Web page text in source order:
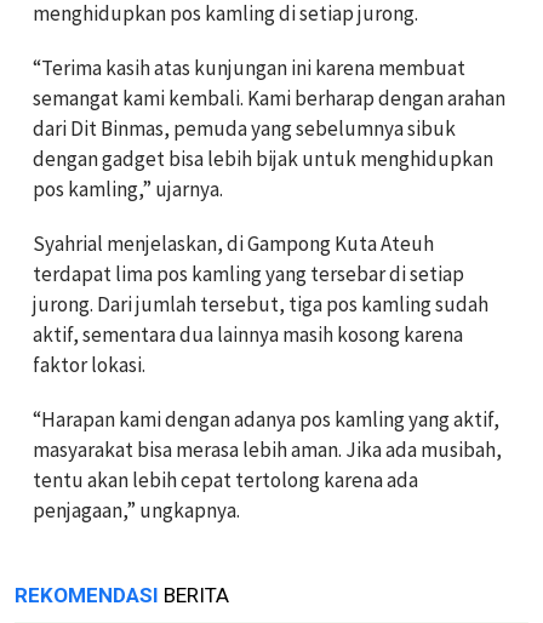
menghidupkan pos kamling di setiap jurong.
“Terima kasih atas kunjungan ini karena membuat
semangat kami kembali. Kami berharap dengan arahan
dari Dit Binmas, pemuda yang sebelumnya sibuk
dengan gadget bisa lebih bijak untuk menghidupkan
pos kamling,” ujarnya.
Syahrial menjelaskan, di Gampong Kuta Ateuh
terdapat lima pos kamling yang tersebar di setiap
jurong. Dari jumlah tersebut, tiga pos kamling sudah
aktif, sementara dua lainnya masih kosong karena
faktor lokasi.
“Harapan kami dengan adanya pos kamling yang aktif,
masyarakat bisa merasa lebih aman. Jika ada musibah,
tentu akan lebih cepat tertolong karena ada
penjagaan,” ungkapnya.
REKOMENDASI BERITA